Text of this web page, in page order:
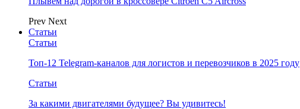
Prev Next
Статьи
Статьи
Топ-12 Telegram-каналов для логистов и перевозчиков в 2025 году
Статьи
За какими двигателями будущее? Вы удивитесь!